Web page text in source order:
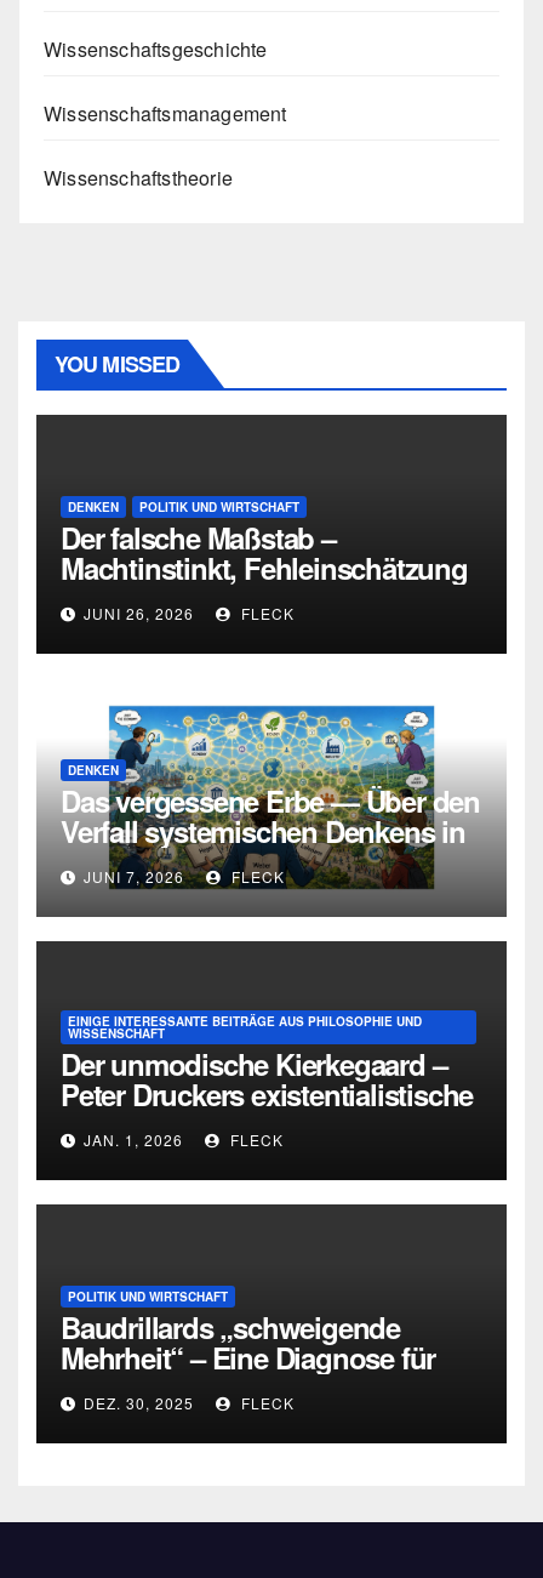
Wissenschaftsgeschichte
Wissenschaftsmanagement
Wissenschaftstheorie
YOU MISSED
DENKEN POLITIK UND WIRTSCHAFT
Der falsche Maßstab –
Machtinstinkt, Fehleinschätzung
und die Grenzen intellektueller
Urteilskraft
JUNI 26, 2026 FLECK
DENKEN
Das vergessene Erbe — Über den
Verfall systemischen Denkens in
Deutschland
JUNI 7, 2026 FLECK
EINIGE INTERESSANTE BEITRÄGE AUS PHILOSOPHIE UND
WISSENSCHAFT
Der unmodische Kierkegaard –
Peter Druckers existentialistische
Intervention von 1933
JAN. 1, 2026 FLECK
POLITIK UND WIRTSCHAFT
Baudrillards „schweigende
Mehrheit“ – Eine Diagnose für
heuteDEZ. 30, 2025 FLECK